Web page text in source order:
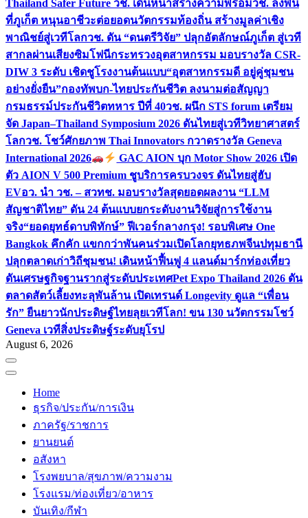
Thailand Safer Future วช. เดินหน้าสร้างความพร้อมวช. ลงพื้น
ที่ภูเก็ต หนุนอาชีวะต่อยอดนวัตกรรมท้องถิ่น สร้างมูลค่าเชิง
พาณิชย์สู่เวทีโลกวช. ดัน “ดนตรีวิจัย” ปลุกอัตลักษณ์ภูเก็ต สู่เวที
สากลผ่านเสียงซิมโฟนีกระทรวงอุตสาหกรรม มอบรางวัล CSR-
DIW 3 ระดับ เชิดชูโรงงานต้นแบบ“อุตสาหกรรมดี อยู่คู่ชุมชน
อย่างยั่งยืน”กองทัพบก-ไทยประกันชีวิต ลงนามต่อสัญญา
กรมธรรม์ประกันชีวิตทหาร ปีที่ 40วช. ผนึก STS forum เตรียม
จัด Japan–Thailand Symposium 2026 ดันไทยสู่เวทีวิทยาศาสตร์
โลกวช. โชว์ศักยภาพ Thai Innovators กวาดรางวัล Geneva
International 2026
GAC AION บุก Motor Show 2026 เปิด
ตัว AION V 500 Premium ชูบริการครบวงจร ดันไทยสู่ฮับ
EVอว. นำ วช. – สวทช. มอบรางวัลสุดยอดผลงาน “LLM
สัญชาติไทย” ดัน 24 ต้นแบบยกระดับงานวิจัยสู่การใช้งาน
จริง“ยอดยุทธ์ดาบพิทักษ์” ฟีเวอร์กลางกรุง! รอบพิเศษ One
Bangkok คึกคัก แขกกว่าพันคนร่วมเปิดโลกยุทธภพจีนปทุมธานี
ปลุกตลาดเก่าวิถีชุมชน! เดินหน้าฟื้นฟู 4 แลนด์มาร์กท่องเที่ยว
ดันเศรษฐกิจฐานรากสู่ระดับประเทศPet Expo Thailand 2026 ดัน
ตลาดสัตว์เลี้ยงทะลุพันล้าน เปิดเทรนด์ Longevity ดูแล “เพื่อน
รัก” ยืนยาวนักประดิษฐ์ไทยลุยเวทีโลก! ขน 130 นวัตกรรมโชว์
Geneva เวทีสิ่งประดิษฐ์ระดับยุโรป
August 6, 2026
Home
ธุรกิจ/ประกัน/การเงิน
ภาครัฐ/ราชการ
ยานยนต์
อสังหา
โรงพยบาล/สุขภาพ/ความงาม
โรงแรม/ท่องเที่ยว/อาหาร
บันเทิง/กีฬา